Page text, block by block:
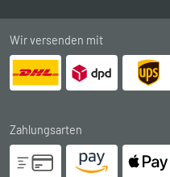
Wir versenden mit
Zahlungsarten